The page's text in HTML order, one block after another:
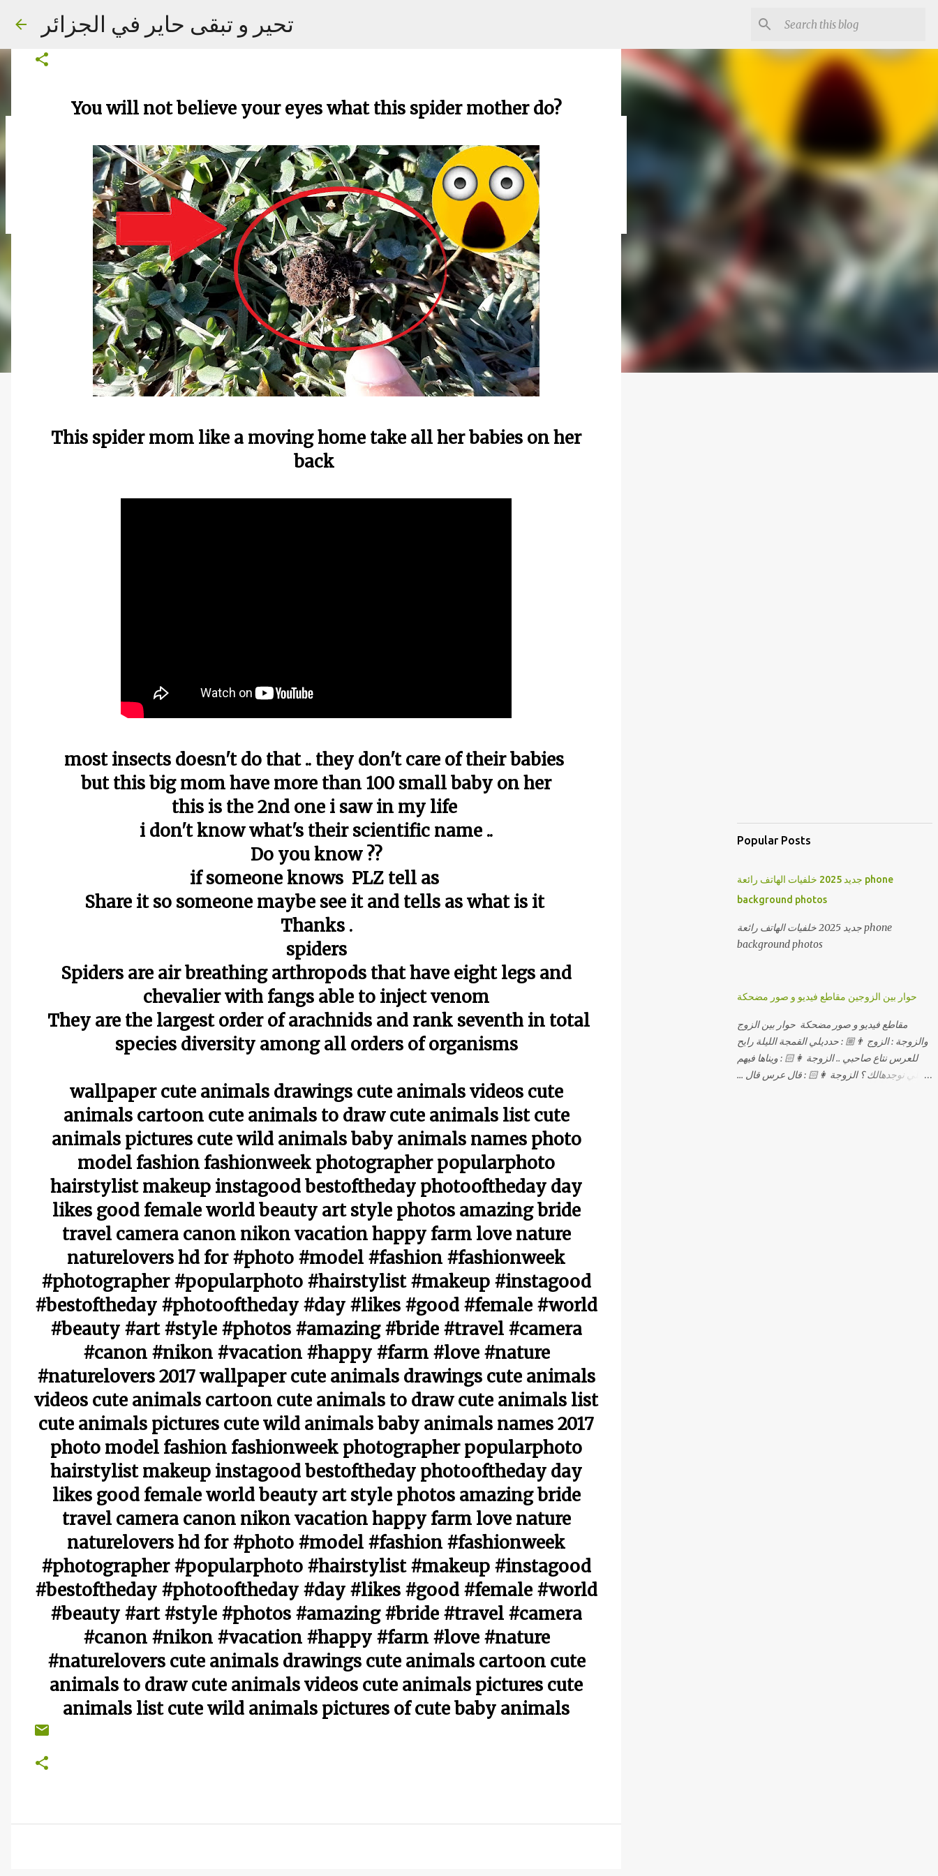
تحير و تبقى حاير في الجزائر
September 02, 2023
You will not believe your eyes what this spider mother do?
onOctober 11, 2019
You will not believe your eyes what this spider mother do?
This spider mom like a moving home take all her babies on her
back
most insects doesn't do that .. they don't care of their babies
but this big mom have more than 100 small baby on her
this is the 2nd one i saw in my life
i don't know what's their scientific name ..
Do you know ??
if someone knows PLZ tell as
Share it so someone maybe see it and tells as what is it
Thanks .
spiders
Spiders are air breathing arthropods that have eight legs and
chevalier with fangs able to inject venom
They are the largest order of arachnids and rank seventh in total
species diversity among all orders of organisms
wallpaper cute animals drawings cute animals videos cute
animals cartoon cute animals to draw cute animals list cute
animals pictures cute wild animals baby animals names photo
model fashion fashionweek photographer popularphoto
hairstylist makeup instagood bestoftheday photooftheday day
likes good female world beauty art style photos amazing bride
travel camera canon nikon vacation happy farm love nature
naturelovers hd for #photo #model #fashion #fashionweek
#photographer #popularphoto #hairstylist #makeup #instagood
#bestoftheday #photooftheday #day #likes #good #female #world
#beauty #art #style #photos #amazing #bride #travel #camera
#canon #nikon #vacation #happy #farm #love #nature
#naturelovers 2017 wallpaper cute animals drawings cute animals
videos cute animals cartoon cute animals to draw cute animals list
cute animals pictures cute wild animals baby animals names 2017
photo model fashion fashionweek photographer popularphoto
hairstylist makeup instagood bestoftheday photooftheday day
likes good female world beauty art style photos amazing bride
travel camera canon nikon vacation happy farm love nature
naturelovers hd for #photo #model #fashion #fashionweek
#photographer #popularphoto #hairstylist #makeup #instagood
#bestoftheday #photooftheday #day #likes #good #female #world
#beauty #art #style #photos #amazing #bride #travel #camera
#canon #nikon #vacation #happy #farm #love #nature
#naturelovers cute animals drawings cute animals cartoon cute
animals to draw cute animals videos cute animals pictures cute
animals list cute wild animals pictures of cute baby animals
Popular Posts
جديد 2025 خلفيات الهاتف رائعة phone
background photos
جديد 2025 خلفيات الهاتف رائعة phone
background photos
حوار بين الزوجين مقاطع فيديو و صور مضحكة
مقاطع فيديو و صور مضحكة حوار بين الزوج
والزوجة : الزوج 👨🏼 : حدديلي القمجة الليلة رايح
للعرس نتاع صاحبي .. الزوجة 👩🏻 : ويناها فيهم
اللي نوجدهالك ؟ الزوجة 👩🏻 : قال عرس قال ...